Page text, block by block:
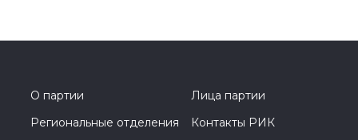
О партии
Лица партии
Региональные отделения
Контакты РИК